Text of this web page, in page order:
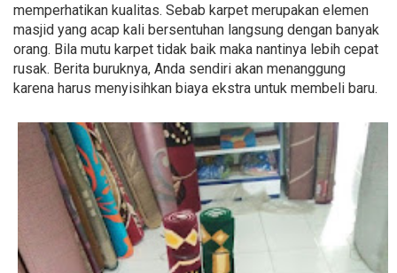
memperhatikan kualitas. Sebab karpet merupakan elemen
masjid yang acap kali bersentuhan langsung dengan banyak
orang. Bila mutu karpet tidak baik maka nantinya lebih cepat
rusak. Berita buruknya, Anda sendiri akan menanggung
karena harus menyisihkan biaya ekstra untuk membeli baru.